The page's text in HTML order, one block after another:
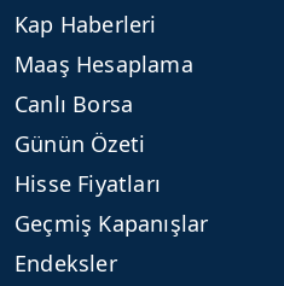
Kap Haberleri
Maaş Hesaplama
Canlı Borsa
Günün Özeti
Hisse Fiyatları
Geçmiş Kapanışlar
Endeksler